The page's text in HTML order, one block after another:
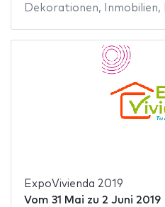
Dekorationen, Inmobilien,
ExpoVivienda 2019
Vom 31 Mai zu 2 Juni 2019